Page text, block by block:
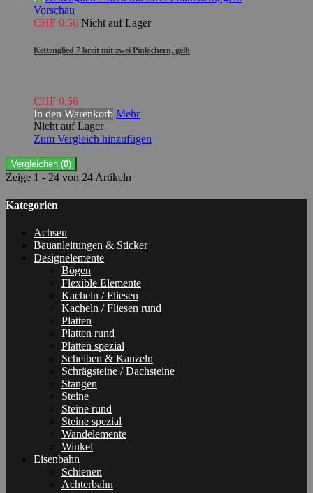
Vorschau
CHF 0.56 Nicht auf Lager
Kettenglied 7 breit mit zwei Pinlöchern, gelb
CHF 0.56
In den Warenkorb Mehr
Nicht auf Lager
Zum Vergleich hinzufügen
Vergleichen (0)
Zeige 1 - 24 von 24 Artikeln
Kategorien
Achsen
Bauanleitungen & Sticker
Designelemente
Bögen
Flexible Elemente
Kacheln / Fliesen
Kacheln / Fliesen rund
Platten
Platten rund
Platten spezial
Scheiben & Kanzeln
Schrägsteine / Dachsteine
Stangen
Steine
Steine rund
Steine spezial
Wandelemente
Winkel
Eisenbahn
Schienen
Achterbahn